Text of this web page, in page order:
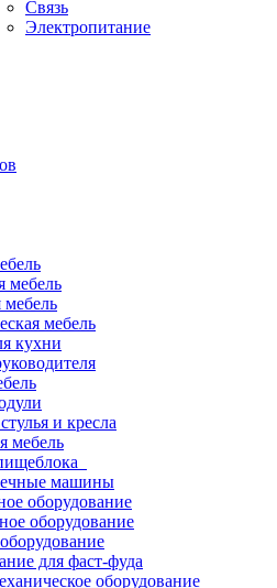
Связь
Электропитание
мебель
мебель
кухни
и кресла
мебель
машины
оборудование
оборудование
для фаст-фуда
оборудование